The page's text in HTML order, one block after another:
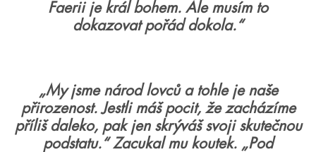
Faerii je král bohem. Ale musím to
dokazovat pořád dokola.“
„My jsme národ lovců a tohle je naše
přirozenost. Jestli máš pocit, že zacházíme
příliš daleko, pak jen skrýváš svoji skutečnou
podstatu.“ Zacukal mu koutek. „Pod